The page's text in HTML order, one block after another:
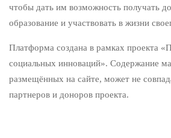
чтобы дать им возможность получать
образование и участвовать в жизни
Платформа создана в рамках проекта
социальных инноваций». Содержание
размещённых на сайте, может не
партнеров и доноров проекта.